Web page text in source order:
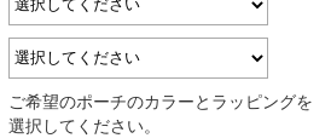
ご希望のポーチのカラーとラッピングを
選択してください。